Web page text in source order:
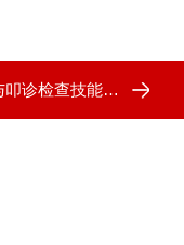
查技能训练模型